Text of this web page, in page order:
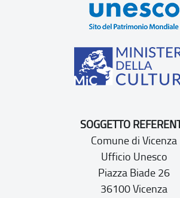
SOGGETTO
Comune di Vicenza
Ufficio Unesco
Piazza Biade 26
36100 Vicenza